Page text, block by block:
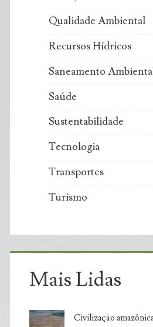
Qualidade Ambiental
Recursos Hídricos
Saneamento
Saúde
Sustentabilidade
Tecnologia
Transportes
Turismo
Mais Lidas
Civilização